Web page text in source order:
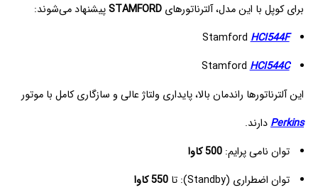
برای کوپل با این مدل، آلترناتورهای STAMFORDپیشنهاد می‌شوند:
StamfordHCI544F
StamfordHCI544C
این آلترناتورها راندمان بالا، پایداری ولتاژ عالی و سازگاری کامل با موتور
Perkinsدارند.
توان نامی پرایم:500 کاوا
توان اضطراری (Standby): تا
550 کاوا